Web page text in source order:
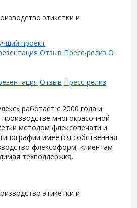
этикетки и
Отзыв Пресс-релиз О
Отзыв Пресс-релиз
работает с 2000 года и
производстве многокрасочной
методом флексопечати и
имеется собственная
флексоформ, клиентам
техподдержка.
этикетки и